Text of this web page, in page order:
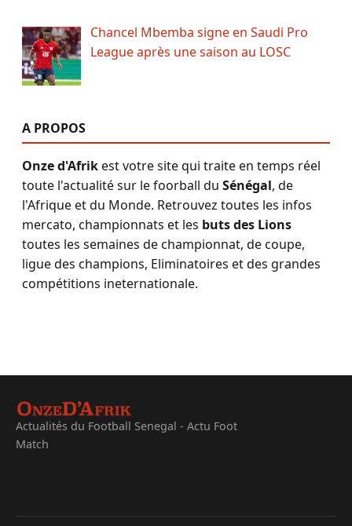
Chancel Mbemba signe en Saudi Pro
League après une saison au LOSC
A PROPOS
Onze d'Afrikest votre site qui traite en temps réel
toute l'actualité sur le foorball du Sénégal, de
l'Afrique et du Monde. Retrouvez toutes les infos
mercato, championnats et les buts des Lions
toutes les semaines de championnat, de coupe,
ligue des champions, Eliminatoires et des grandes
compétitions ineternationale.
Actualités du Football Senegal - Actu Foot
Match